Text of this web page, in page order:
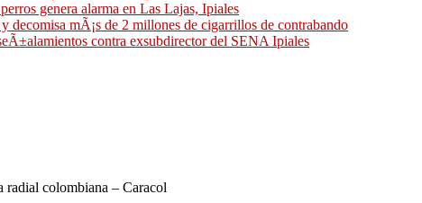
genera alarma en Las Lajas, Ipiales
decomisa mÃ¡s de 2 millones de cigarrillos de contrabando
contra exsubdirector del SENA Ipiales
radial colombiana – Caracol